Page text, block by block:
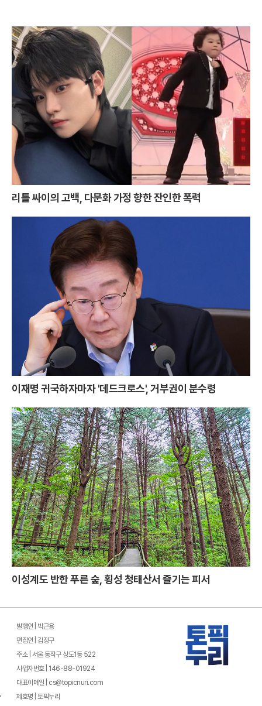
리틀 싸이의 고백, 다문화 가정 향한 잔인한 폭력
이재명 귀국하자마자 '데드크로스', 거부권이 분수령
이성계도 반한 푸른 숲, 횡성 청태산서 즐기는 피서
발행인 | 박근용
편집인 | 김정구
주소 | 서울 동작구 상도1동 522
사업자번호 | 146-88-01924
대표이메일 | cs@topicnuri.com
제호명 | 토픽누리